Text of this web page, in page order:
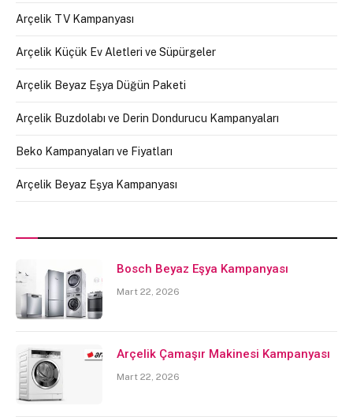
Arçelik TV Kampanyası
Arçelik Küçük Ev Aletleri ve Süpürgeler
Arçelik Beyaz Eşya Düğün Paketi
Arçelik Buzdolabı ve Derin Dondurucu Kampanyaları
Beko Kampanyaları ve Fiyatları
Arçelik Beyaz Eşya Kampanyası
Bosch Beyaz Eşya Kampanyası
Mart 22, 2026
Arçelik Çamaşır Makinesi Kampanyası
Mart 22, 2026